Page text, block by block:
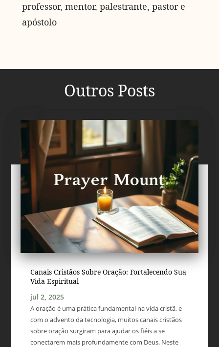
professor, mentor, palestrante, pastor e
apóstolo
Outros Posts
Canais Cristãos Sobre Oração: Fortalecendo Sua
Vida Espiritual
jul 2, 2025
A oração é uma prática fundamental na vida cristã, e
com o advento da tecnologia, muitos canais cristãos
sobre oração surgiram para ajudar os fiéis a se
conectarem mais profundamente com Deus. Neste